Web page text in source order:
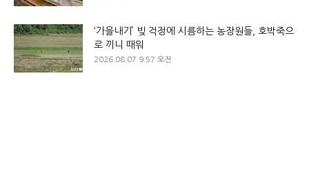
‘가을내기’ 빚 걱정에 시름하는 농장원들, 호박죽으
로 끼니 때워
2026.08.07 9:57 오전